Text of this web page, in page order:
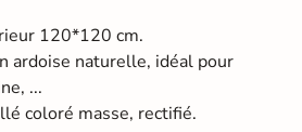
120*120 cm.
ardoise naturelle, idéal pour
...
coloré masse, rectifié.